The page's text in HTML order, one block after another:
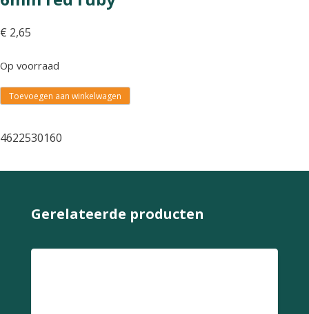
€ 2,65
Op voorraad
Toevoegen aan winkelwagen
4622530160
Gerelateerde producten